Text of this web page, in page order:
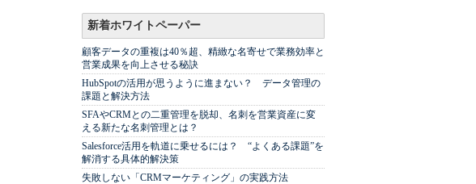
新着ホワイトペーパー
顧客データの重複は40％超、精緻な名寄せで業務効率と
営業成果を向上させる秘訣
HubSpotの活用が思うように進まない？ データ管理の
課題と解決方法
SFAやCRMとの二重管理を脱却、名刺を営業資産に変
える新たな名刺管理とは？
Salesforce活用を軌道に乗せるには？ “よくある課題”を
解消する具体的解決策
失敗しない「CRMマーケティング」の実践方法